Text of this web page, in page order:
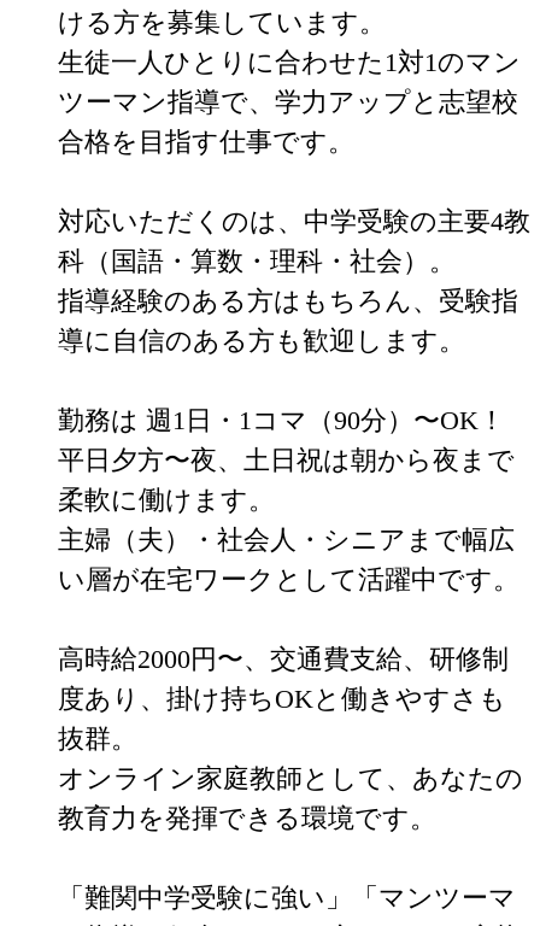
ける方を募集しています。
生徒一人ひとりに合わせた1対1のマン
ツーマン指導で、学力アップと志望校
合格を目指す仕事です。
対応いただくのは、中学受験の主要4教
科（国語・算数・理科・社会）。
指導経験のある方はもちろん、受験指
導に自信のある方も歓迎します。
勤務は 週1日・1コマ（90分）〜OK！
平日夕方〜夜、土日祝は朝から夜まで
柔軟に働けます。
主婦（夫）・社会人・シニアまで幅広
い層が在宅ワークとして活躍中です。
高時給2000円〜、交通費支給、研修制
度あり、掛け持ちOKと働きやすさも
抜群。
オンライン家庭教師として、あなたの
教育力を発揮できる環境です。
「難関中学受験に強い」「マンツーマ